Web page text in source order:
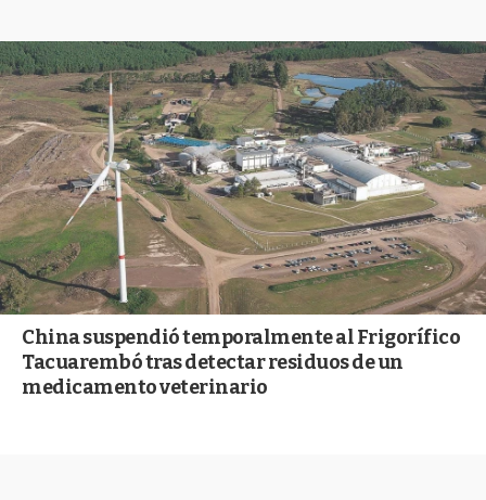
China suspendió temporalmente al Frigorífico
Tacuarembó tras detectar residuos de un
medicamento veterinario